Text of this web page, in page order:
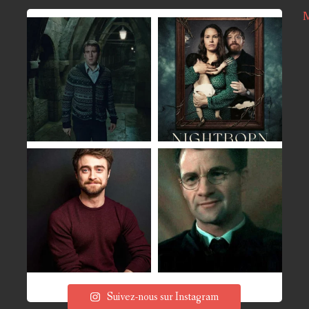
Suivez-nous sur Instagram